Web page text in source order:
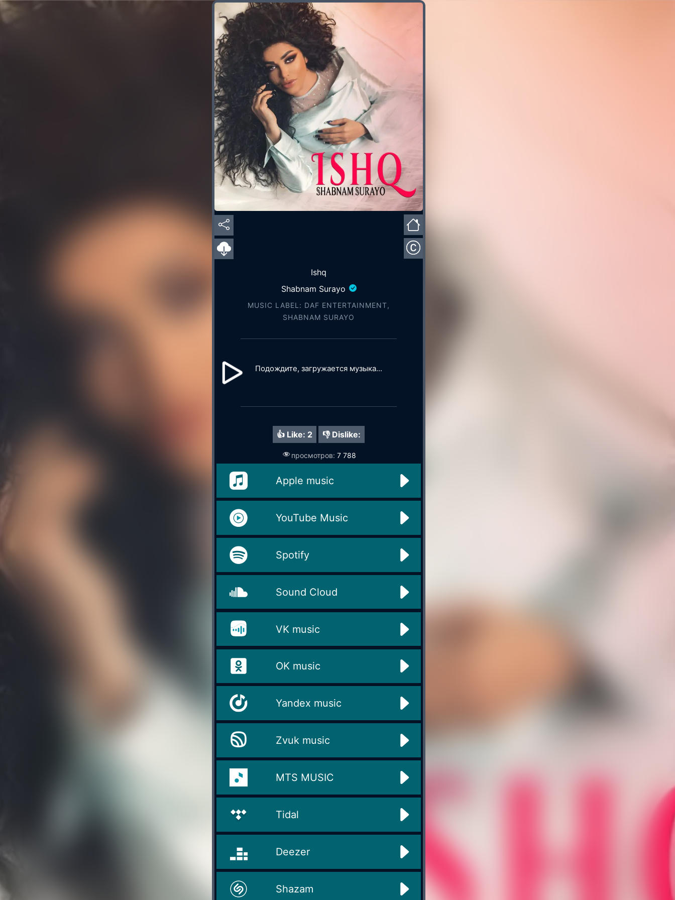
Ishq
Shabnam Surayo
MUSIC LABEL: DAF ENTERTAINMENT,
SHABNAM SURAYO
Подождите, загружается музыка...
👍 Like: 2 👎 Dislike:
просмотров: 7 788
Apple music
YouTube Music
Spotify
Sound Cloud
VK music
OK music
Yandex music
Zvuk music
MTS MUSIC
Tidal
Deezer
Shazam